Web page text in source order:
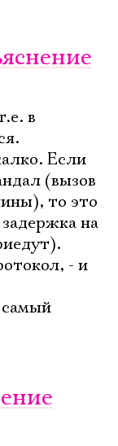
в
Если
(вызов
то это
на
- и